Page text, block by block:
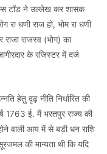
टॉड ने उल्लेख कर शासक
धणी राज हो, भोम रा धणी
राजा राजस्व (भोग) का
के रजिस्टर में दर्ज
हेतु दृढ़ नीति निर्धारित की
1763 ई. में भरतपुर राज्य की
वाली आय में से बड़ी धन राशि
की मान्यता थी कि यदि